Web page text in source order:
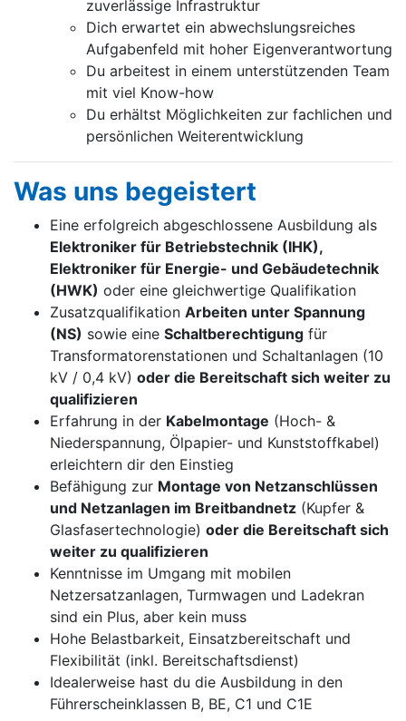
zuverlässige Infrastruktur
Dich erwartet ein abwechslungsreiches
Aufgabenfeld mit hoher Eigenverantwortung
Du arbeitest in einem unterstützenden Team
mit viel Know-how
Du erhältst Möglichkeiten zur fachlichen und
persönlichen Weiterentwicklung
Was uns begeistert
Eine erfolgreich abgeschlossene Ausbildung als
Elektroniker für Betriebstechnik (IHK),
Elektroniker für Energie- und Gebäudetechnik
(HWK) oder eine gleichwertige Qualifikation
Zusatzqualifikation Arbeiten unter Spannung
(NS) sowie eine Schaltberechtigung für
Transformatorenstationen und Schaltanlagen (10
kV / 0,4 kV) oder die Bereitschaft sich weiter zu
qualifizieren
Erfahrung in der Kabelmontage (Hoch- &
Niederspannung, Ölpapier- und Kunststoffkabel)
erleichtern dir den Einstieg
Befähigung zur Montage von Netzanschlüssen
und Netzanlagen im Breitbandnetz (Kupfer &
Glasfasertechnologie) oder die Bereitschaft sich
weiter zu qualifizieren
Kenntnisse im Umgang mit mobilen
Netzersatzanlagen, Turmwagen und Ladekran
sind ein Plus, aber kein muss
Hohe Belastbarkeit, Einsatzbereitschaft und
Flexibilität (inkl. Bereitschaftsdienst)
Idealerweise hast du die Ausbildung in den
Führerscheinklassen B, BE, C1 und C1E